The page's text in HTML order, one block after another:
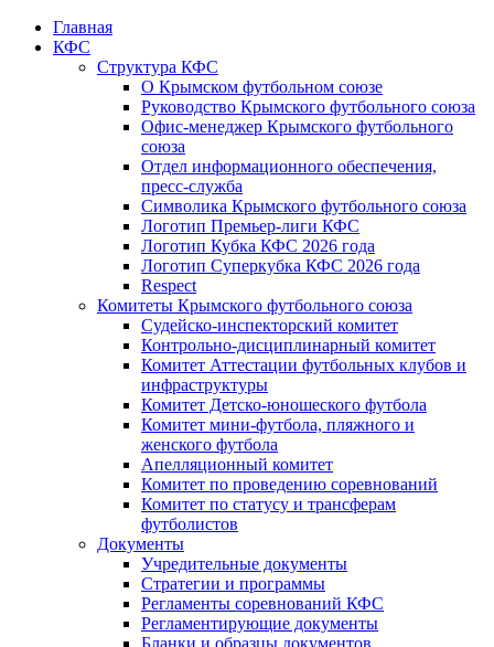
Главная
КФС
Структура КФС
О Крымском футбольном союзе
Руководство Крымского футбольного союза
Офис-менеджер Крымского футбольного
союза
Отдел информационного обеспечения,
пресс-служба
Символика Крымского футбольного союза
Логотип Премьер-лиги КФС
Логотип Кубка КФС 2026 года
Логотип Суперкубка КФС 2026 года
Respect
Комитеты Крымского футбольного союза
Судейско-инспекторский комитет
Контрольно-дисциплинарный комитет
Комитет Аттестации футбольных клубов и
инфраструктуры
Комитет Детско-юношеского футбола
Комитет мини-футбола, пляжного и
женского футбола
Апелляционный комитет
Комитет по проведению соревнований
Комитет по статусу и трансферам
футболистов
Документы
Учредительные документы
Стратегии и программы
Регламенты соревнований КФС
Регламентирующие документы
Бланки и образцы документов